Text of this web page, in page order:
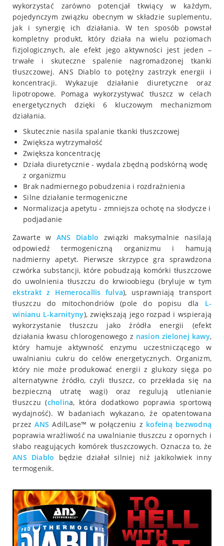
wykorzystać zarówno potencjał tkwiący w każdym,
pojedynczym związku obecnym w składzie suplementu,
jak i synergię ich działania. W ten sposób powstał
kompletny produkt, który działa na wielu poziomach
fizjologicznych, ale efekt jego aktywności jest jeden –
trwałe i skuteczne spalenie nagromadzonej tkanki
tłuszczowej. ANS Diablo to potężny zastrzyk energii i
koncentracji. Wykazuje działanie diuretyczne oraz
lipotropowe. Pomaga wykorzystywać tłuszcz w celach
energetycznych dzięki 6 kluczowym mechanizmom
działania.
Skutecznie nasila spalanie tkanki tłuszczowej
Zwiększa wytrzymałość
Zwiększa koncentrację
Działa diuretycznie - wydala zbędną podskórną wodę
z organizmu
Brak nadmiernego pobudzenia i rozdrażnienia
Silne działanie termogeniczne
Normalizacja apetytu - zmniejsza ochotę na słodycze i
podjadanie
Zawarte w ANS Diablo związki maksymalnie nasilają
odpowiedź termogeniczną organizmu i hamują
nadmierny apetyt. Pierwsze skrzypce gra sprawdzona
czwórka substancji, które pobudzają komórki tłuszczowe
do uwolnienia tłuszczu do krwioobiegu (bryluje w tym
ekstrakt z Hemerocallis fulva), usprawniają transport
tłuszczu do mitochondriów (pole do popisu dla L-
winianu L-karnityny), zwiększają jego rozpad i wspierają
wykorzystanie tłuszczu jako źródła energii (efekt
działania kwasu chlorogenowego z nasion zielonej kawy,
który hamuje aktywność enzymu uczestniczącego w
uwalnianiu cukru do celów energetycznych. Organizm,
który nie może produkować energii z glukozy sięga po
alternatywne źródło, czyli tłuszcz, co przekłada się na
bezpieczną utratę wagi) oraz regulują utlenianie
tłuszczu (cholina, która dodatkowo poprawia sportową
wydajność). W badaniach wykazano, że opatentowana
przezANS AdilLase™ w połączeniu z kofeiną bezwodną
poprawia wrażliwość na uwalnianie tłuszczu z opornych i
słabo reagujących komórek tłuszczowych. Oznacza to, że
ANS Diablo będzie działał silniej niż jakikolwiek inny
termogenik.